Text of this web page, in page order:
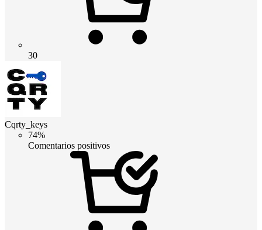
30
Cqrty_keys
74%
Comentarios positivos